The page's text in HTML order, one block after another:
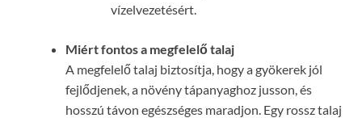
vízelvezetésért.
Miért fontos a megfelelő talaj
A megfelelő talaj biztosítja, hogy a gyökerek jól
fejlődjenek, a növény tápanyaghoz jusson, és
hosszú távon egészséges maradjon. Egy rossz talaj